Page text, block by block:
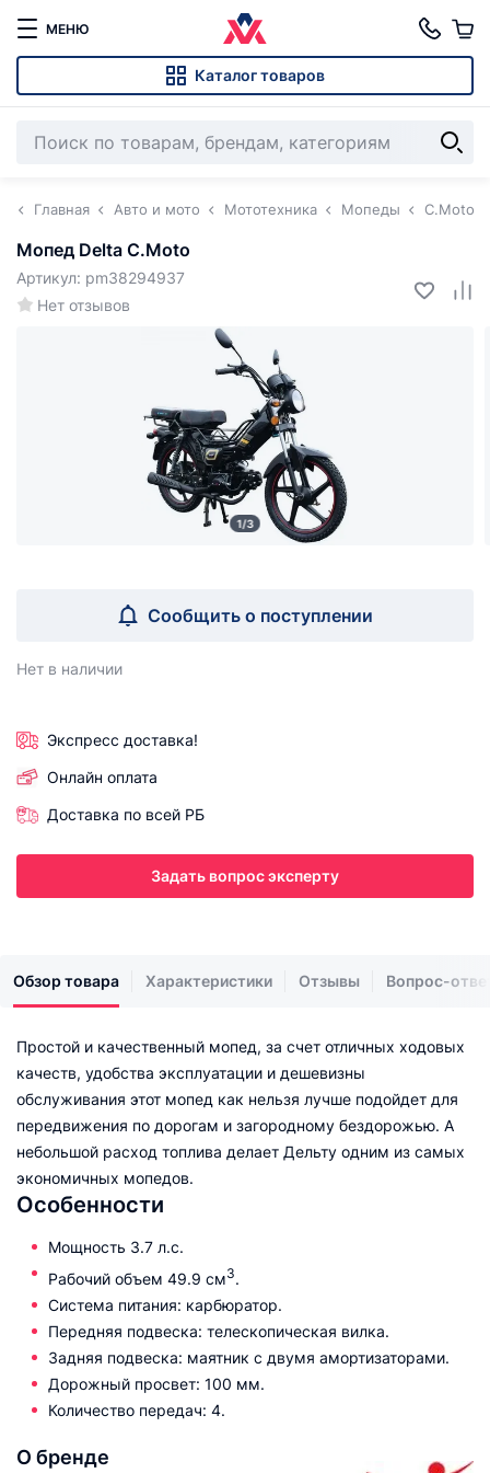
МЕНЮ
Каталог товаров
Главная Авто и мото Мототехника Мопеды C.Moto
Мопед Delta С.Мoto
Нет отзывов
Артикул: pm38294937
1/3
Сообщить о поступлении
Нет в наличии
Экспресс доставка!
Онлайн оплата
Доставка по всей РБ
Задать вопрос эксперту
Обзор товара Характеристики Отзывы Вопрос-
Простой и качественный мопед, за счет отличных ходовых
качеств, удобства эксплуатации и дешевизны
обслуживания этот мопед как нельзя лучше подойдет для
передвижения по дорогам и загородному бездорожью. А
небольшой расход топлива делает Дельту одним из самых
экономичных мопедов.
Особенности
Мощность 3.7 л.с.
Рабочий объем 49.9 см3.
Система питания: карбюратор.
Передняя подвеска: телескопическая вилка.
Задняя подвеска: маятник с двумя амортизаторами.
Дорожный просвет: 100 мм.
Количество передач: 4.
О бренде